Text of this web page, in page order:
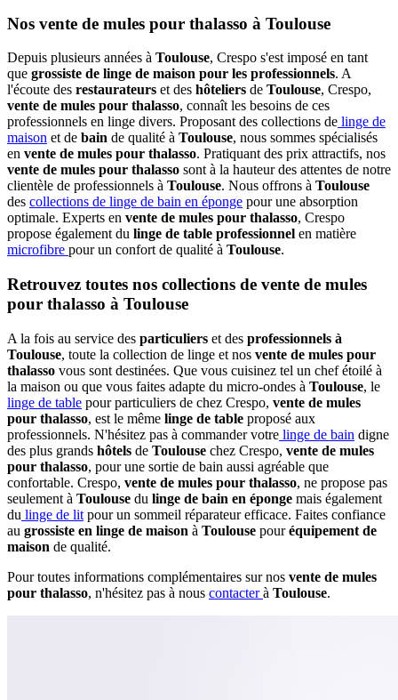
Nos vente de mules pour thalasso à Toulouse
Depuis plusieurs années à Toulouse, Crespo s'est imposé en tant
que grossiste de linge de maison pour les professionnels. A
l'écoute des restaurateurs et des hôteliers de Toulouse, Crespo,
vente de mules pour thalasso, connaît les besoins de ces
professionnels en linge divers. Proposant des collections de linge de
maison et de bain de qualité à Toulouse, nous sommes spécialisés
en vente de mules pour thalasso. Pratiquant des prix attractifs, nos
vente de mules pour thalasso sont à la hauteur des attentes de notre
clientèle de professionnels à Toulouse. Nous offrons à Toulouse
des collections de linge de bain en éponge pour une absorption
optimale. Experts en vente de mules pour thalasso, Crespo
propose également du linge de table professionnel en matière
microfibre pour un confort de qualité à Toulouse.
Retrouvez toutes nos collections de vente de mules
pour thalasso à Toulouse
A la fois au service des particuliers et des professionnels à
Toulouse, toute la collection de linge et nos vente de mules pour
thalasso vous sont destinées. Que vous cuisinez tel un chef étoilé à
la maison ou que vous faites adapte du micro-ondes à Toulouse, le
linge de table pour particuliers de chez Crespo, vente de mules
pour thalasso, est le même linge de table proposé aux
professionnels. N'hésitez pas à commander votre linge de bain digne
des plus grands hôtels de Toulouse chez Crespo, vente de mules
pour thalasso, pour une sortie de bain aussi agréable que
confortable. Crespo, vente de mules pour thalasso, ne propose pas
seulement à Toulouse du linge de bain en éponge mais également
du linge de lit pour un sommeil réparateur efficace. Faites confiance
au grossiste en linge de maison à Toulouse pouréquipement de
maison de qualité.
Pour toutes informations complémentaires sur nos vente de mules
pour thalasso, n'hésitez pas à nous contacterà Toulouse.